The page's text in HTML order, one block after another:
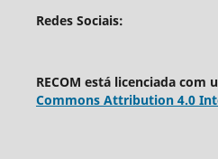
Redes Sociais:
RECOM está licenciada com
Commons Attribution 4.0